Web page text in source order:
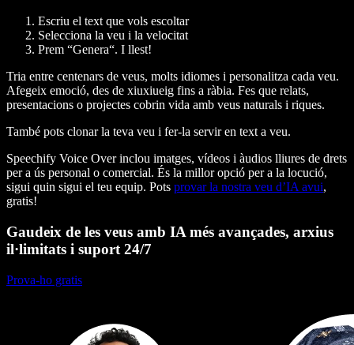
Escriu el text que vols escoltar
Selecciona la veu i la velocitat
Prem “Genera“. I llest!
Tria entre centenars de veus, molts idiomes i personalitza cada veu.
Afegeix emoció, des de xiuxiueig fins a ràbia. Fes que relats,
presentacions o projectes cobrin vida amb veus naturals i riques.
També pots clonar la teva veu i fer-la servir en text a veu.
Speechify Voice Over inclou imatges, vídeos i àudios lliures de drets
per a ús personal o comercial. És la millor opció per a la locució,
sigui quin sigui el teu equip. Pots provar la nostra veu d’IA avui,
gratis!
Gaudeix de les veus amb IA més avançades, arxius
il·limitats i suport 24/7
Prova-ho gratis